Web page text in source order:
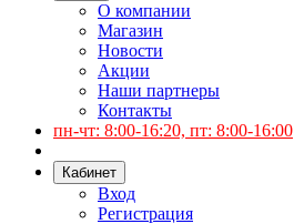
О компании
Магазин
Новости
Акции
Наши партнеры
Контакты
пн-чт: 8:00-16:20, пт: 8:00-16:00
Кабинет
Вход
Регистрация